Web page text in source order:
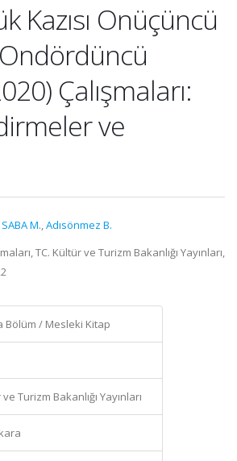
Kazısı Onüçüncü
Çalışmaları:
ve
SABA M.,Adısönmez B.
TC. Kültür ve Turizm Bakanlığı Yayınları,
Bölüm / Mesleki Kitap
Turizm Bakanlığı Yayınları